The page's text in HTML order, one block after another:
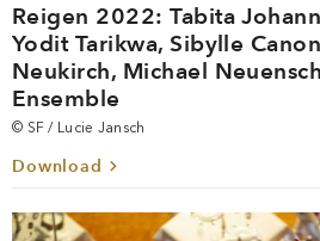
Reigen 2022: Tabita
Yodit Tarikwa, Sibylle
Neukirch, Michael
Ensemble
© SF / Lucie Jansch
Download